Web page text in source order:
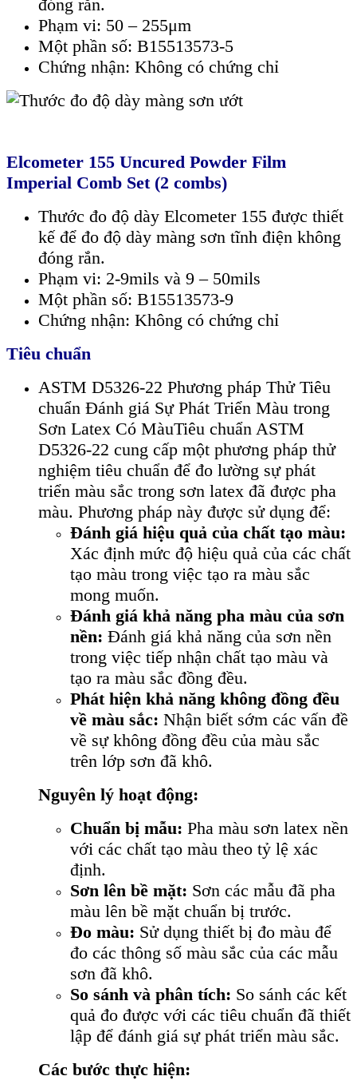
đóng rắn.
Phạm vi: 50 – 255μm
Một phần số: B15513573-5
Chứng nhận: Không có chứng chỉ
Elcometer 155 Uncured Powder Film
Imperial Comb Set (2 combs)
Thước đo độ dày Elcometer 155 được thiết
kế để đo độ dày màng sơn tĩnh điện không
đóng rắn.
Phạm vi: 2-9mils và 9 – 50mils
Một phần số: B15513573-9
Chứng nhận: Không có chứng chỉ
Tiêu chuẩn
ASTM D5326-22 Phương pháp Thử Tiêu
chuẩn Đánh giá Sự Phát Triển Màu trong
Sơn Latex Có MàuTiêu chuẩn ASTM
D5326-22 cung cấp một phương pháp thử
nghiệm tiêu chuẩn để đo lường sự phát
triển màu sắc trong sơn latex đã được pha
màu. Phương pháp này được sử dụng để:
Đánh giá hiệu quả của chất tạo màu:
Xác định mức độ hiệu quả của các chất
tạo màu trong việc tạo ra màu sắc
mong muốn.
Đánh giá khả năng pha màu của sơn
nền: Đánh giá khả năng của sơn nền
trong việc tiếp nhận chất tạo màu và
tạo ra màu sắc đồng đều.
Phát hiện khả năng không đồng đều
về màu sắc: Nhận biết sớm các vấn đề
về sự không đồng đều của màu sắc
trên lớp sơn đã khô.
Nguyên lý hoạt động:
Chuẩn bị mẫu: Pha màu sơn latex nền
với các chất tạo màu theo tỷ lệ xác
định.
Sơn lên bề mặt: Sơn các mẫu đã pha
màu lên bề mặt chuẩn bị trước.
Đo màu: Sử dụng thiết bị đo màu để
đo các thông số màu sắc của các mẫu
sơn đã khô.
So sánh và phân tích: So sánh các kết
quả đo được với các tiêu chuẩn đã thiết
lập để đánh giá sự phát triển màu sắc.
Các bước thực hiện: